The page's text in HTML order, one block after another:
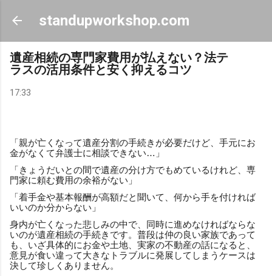
スキップしてメイン コンテンツに移動
standupworkshop.com
遺産相続の専門家費用が払えない？法テ
ラスの活用条件と安く抑えるコツ
17:33
「親が亡くなって遺産分割の手続きが必要だけど、手元にお
金がなくて弁護士に相談できない…」
「きょうだいとの間で遺産の分け方でもめているけれど、専
門家に頼む費用の余裕がない」
「着手金や基本報酬が高額だと聞いて、何から手を付ければ
いいのか分からない」
身内が亡くなった悲しみの中で、同時に進めなければならな
いのが遺産相続の手続きです。普段は仲の良い家族であって
も、いざ具体的にお金や土地、実家の不動産の話になると、
意見が食い違って大きなトラブルに発展してしまうケースは
決して珍しくありません。